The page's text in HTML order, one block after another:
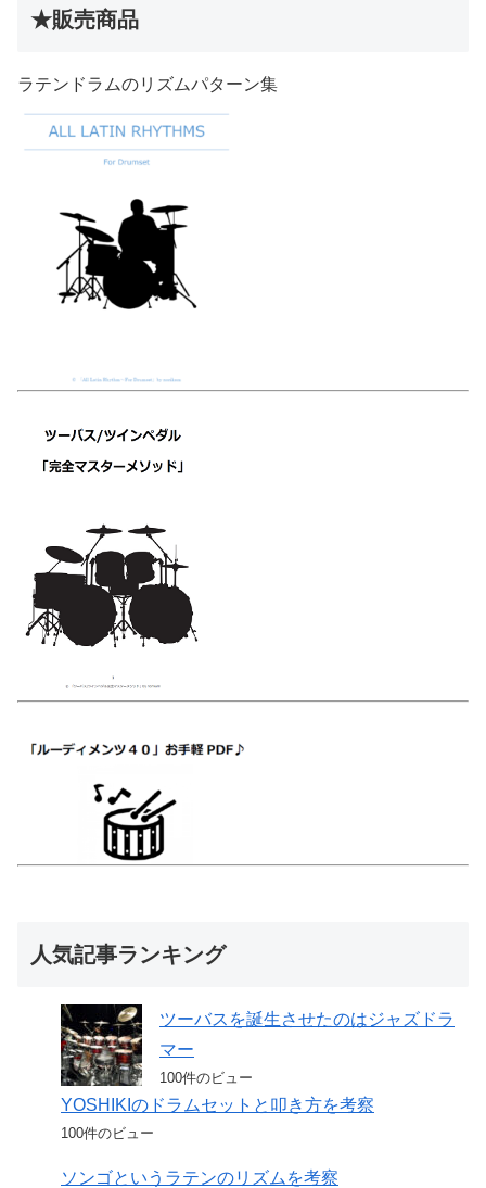
★販売商品
ラテンドラムのリズムパターン集
人気記事ランキング
ツーバスを誕生させたのはジャズドラ
マー
100件のビュー
YOSHIKIのドラムセットと叩き方を考察
100件のビュー
ソンゴというラテンのリズムを考察